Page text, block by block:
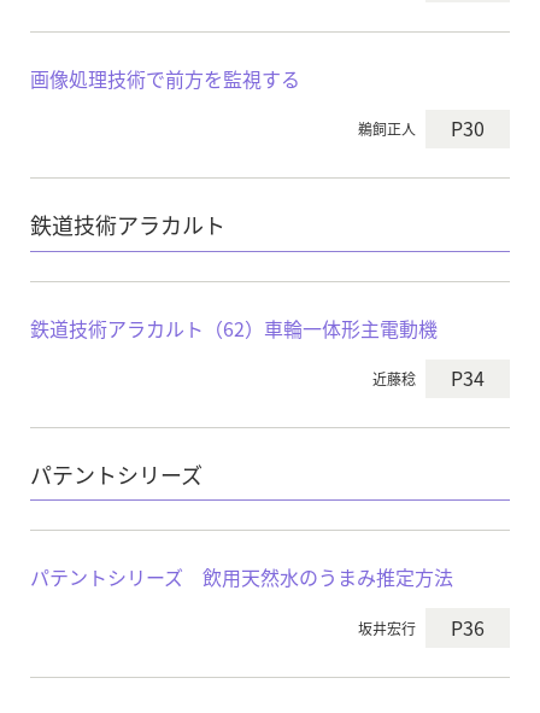
画像処理技術で前方を監視する
鵜飼正人 P30
鉄道技術アラカルト
鉄道技術アラカルト（62）車輪一体形主電動機
近藤稔 P34
パテントシリーズ
パテントシリーズ 飲用天然水のうまみ推定方法
坂井宏行 P36